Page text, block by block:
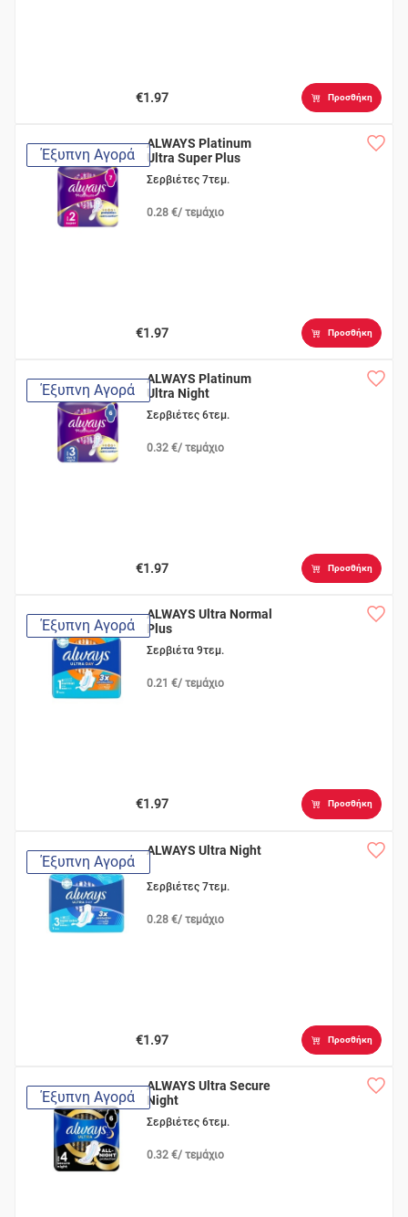
€1.97 Προσθήκη
Έξυπνη Αγορά
ALWAYS Platinum
Ultra Super Plus
Σερβιέτες 7τεμ.
0.28 €/ τεμάχιο
€1.97 Προσθήκη
Έξυπνη Αγορά
ALWAYS Platinum
Ultra Night
Σερβιέτες 6τεμ.
0.32 €/ τεμάχιο
€1.97 Προσθήκη
Έξυπνη Αγορά
ALWAYS Ultra Normal
Plus
Σερβιέτα 9τεμ.
0.21 €/ τεμάχιο
€1.97 Προσθήκη
Έξυπνη Αγορά
ALWAYS Ultra Night
Σερβιέτες 7τεμ.
0.28 €/ τεμάχιο
€1.97 Προσθήκη
Έξυπνη Αγορά
ALWAYS Ultra Secure
Night
Σερβιέτες 6τεμ.
0.32 €/ τεμάχιο